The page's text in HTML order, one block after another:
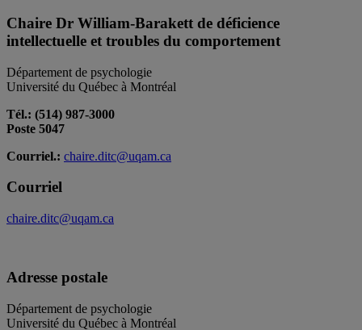
Chaire Dr William-Barakett de déficience
intellectuelle et troubles du comportement
Département de psychologie
Université du Québec à Montréal
Tél.: (514) 987-3000
Poste 5047
Courriel.: chaire.ditc@uqam.ca
Courriel
chaire.ditc@uqam.ca
Adresse postale
Département de psychologie
Université du Québec à Montréal